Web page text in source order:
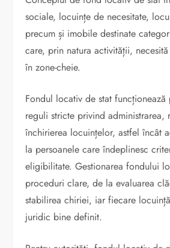
sociale, locuințe de necesitate,
precum și imobile destinate
care, prin natura activității,
în zone-cheie.
Fondul locativ de stat funcționează
reguli stricte privind administrarea,
închirierea locuințelor, astfel încât
la persoanele care îndeplinesc
eligibilitate. Gestionarea fondului
proceduri clare, de la evaluarea
stabilirea chiriei, iar fiecare
juridic bine definit.